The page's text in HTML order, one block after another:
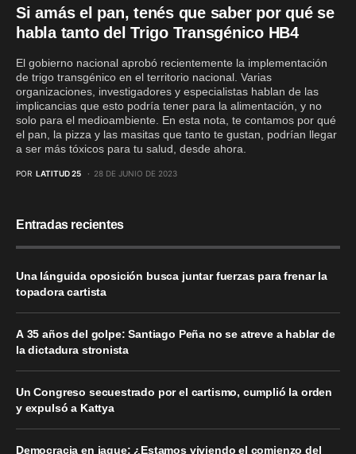
Si amás el pan, tenés que saber por qué se
habla tanto del Trigo Transgénico HB4
El gobierno nacional aprobó recientemente la implementación
de trigo transgénico en el territorio nacional. Varias
organizaciones, investigadores y especialistas hablan de las
implicancias que esto podría tener para la alimentación, y no
solo para el medioambiente. En esta nota, te contamos por qué
el pan, la pizza y las masitas que tanto te gustan, podrían llegar
a ser más tóxicos para tu salud, desde ahora.
POR LATITUD 25 28 DE JUNIO DE 2023
Entradas recientes
Una lánguida oposición busca juntar fuerzas para frenar la
topadora cartista
A 35 años del golpe: Santiago Peña no se atreve a hablar de
la dictadura stronista
Un Congreso secuestrado por el cartismo, cumplió la orden
y expulsó a Kattya
Democracia en jaque: ¿Estamos viviendo el comienzo del